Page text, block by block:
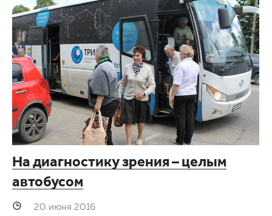
На диагностику зрения – целым
автобусом
20 июня 2016